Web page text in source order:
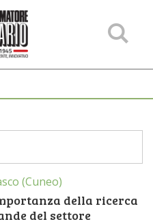
(Cuneo)
della ricerca
del settore